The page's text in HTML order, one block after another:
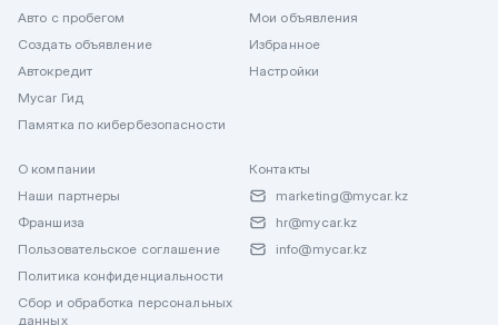
Авто с пробегом
Создать объявление
Автокредит
Mycar Гид
Памятка по кибербезопасности
Мои объявления
Избранное
Настройки
О компании
Наши партнеры
Франшиза
Пользовательское соглашение
Политика конфиденциальности
Сбор и обработка персональных
данных
Контакты
marketing@mycar.kz
hr@mycar.kz
info@mycar.kz